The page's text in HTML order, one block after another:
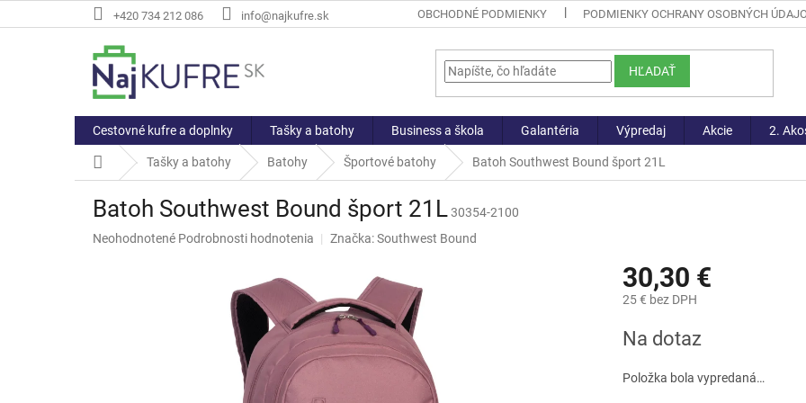
na
+420 734 212 086 info@najkufre.sk OBCHODNÉ PODMIENKY PODMIENKY OCHRANY OSOBNÝCH
HĽADAŤ
Cestovné kufre a doplnky Tašky a batohy Business a škola Galantéria Výpredaj Akcie 2.
DomovTašky a batohy Batohy Športové batohy Batoh Southwest Bound šport 21L
Batoh Southwest Bound šport 21L30354-2100
Priemerné
Neohodnotené Podrobnosti hodnotenia Značka:Southwest Bound
30,30 €
25 € bez DPH
cena:
Na dotaz
Položka bola vypredaná…